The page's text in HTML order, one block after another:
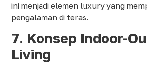
ini menjadi elemen luxury yang
pengalaman di teras.
7. Konsep Indoor-
Living